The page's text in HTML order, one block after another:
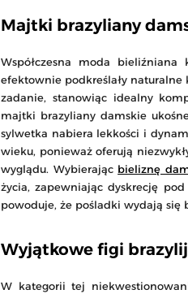
Majtki brazyliany
Współczesna moda
efektownie podkreślały naturalne
zadanie, stanowiąc idealny
majtki brazyliany damskie
sylwetka nabiera lekkości i
wieku, ponieważ oferują
wyglądu. Wybierając bieliznę
życia, zapewniając dyskrecję
powoduje, że pośladki wydają
Wyjątkowe figi
W kategorii tej